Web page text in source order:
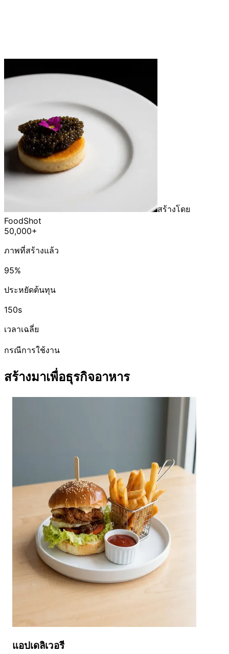
สร้างโดย
FoodShot
50,000+
ภาพที่สร้างแล้ว
95%
ประหยัดต้นทุน
150s
เวลาเฉลี่ย
กรณีการใช้งาน
สร้างมาเพื่อธุรกิจอาหาร
แอปเดลิเวอรี